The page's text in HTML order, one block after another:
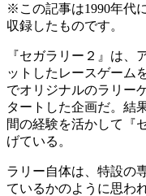
※この記事は1990年代
収録したものです。
『セガラリー２』は、
ットしたレースゲーム
でオリジナルのラリー
タートした企画だ。結
間の経験を活かして『
げている。
ラリー自体は、特設の
ているかのように思わ